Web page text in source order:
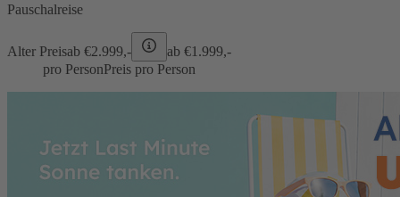
Pauschalreise
Alter Preisab €2.999,- ab €1.999,-
pro PersonPreis pro Person